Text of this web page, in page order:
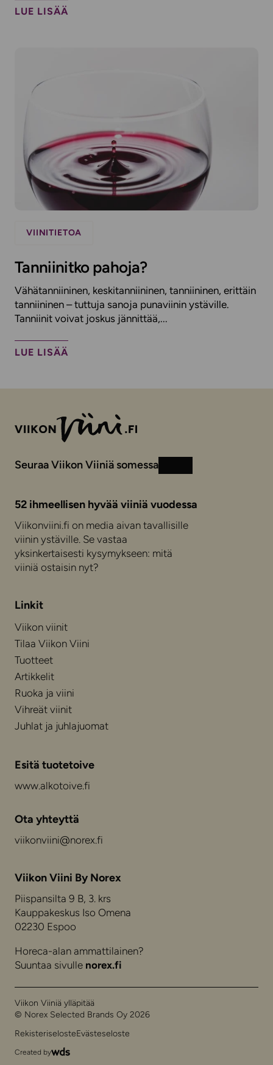
LUE LISÄÄ
VIINITIETOA
Tanniinitko pahoja?
Vähätanniininen, keskitanniininen, tanniininen, erittäin
tanniininen – tuttuja sanoja punaviinin ystäville.
Tanniinit voivat joskus jännittää,...
LUE LISÄÄ
Seuraa Viikon Viiniä somessa
52 ihmeellisen hyvää viiniä vuodessa
Viikonviini.fi on media aivan tavallisille
viinin ystäville. Se vastaa
yksinkertaisesti kysymykseen: mitä
viiniä ostaisin nyt?
Linkit
Viikon viinit
Tilaa Viikon Viini
Tuotteet
Artikkelit
Ruoka ja viini
Vihreät viinit
Juhlat ja juhlajuomat
Esitä tuotetoive
www.alkotoive.fi
Ota yhteyttä
viikonviini@norex.fi
Viikon Viini By Norex
Piispansilta 9 B, 3. krs
Kauppakeskus Iso Omena
02230 Espoo
Horeca-alan ammattilainen?
Suuntaa sivulle norex.fi
Viikon Viiniä ylläpitää
© Norex Selected Brands Oy 2026
RekisteriselosteEvästeseloste
Created by